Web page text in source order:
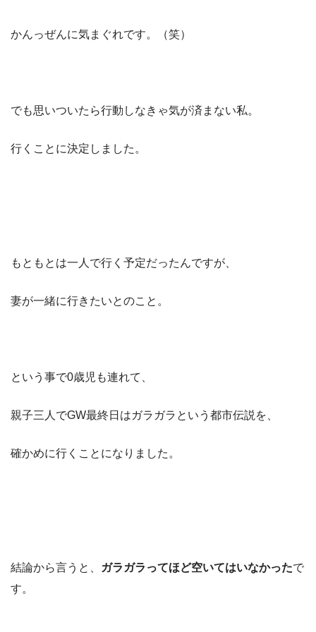
かんっぜんに気まぐれです。（笑）
でも思いついたら行動しなきゃ気が済まない私。
行くことに決定しました。
もともとは一人で行く予定だったんですが、
妻が一緒に行きたいとのこと。
という事で0歳児も連れて、
親子三人でGW最終日はガラガラという都市伝説を、
確かめに行くことになりました。
結論から言うと、 ガラガラってほど空いてはいなかったで
す。